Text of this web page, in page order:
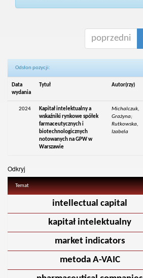
poprzedni
Odsłon pozycji:
Data
wydania
Tytuł Autor(rzy)
2024
Kapitał intelektualny a
wskaźniki rynkowe spółek
farmaceutycznych i
biotechnologicznych
notowanych na GPW w
Warszawie
Michalczuk,
Grażyna;
Rutkowska,
Izabela
Odkryj
Temat
intellectual capital
kapitał intelektualny
market indicators
metoda A-VAIC